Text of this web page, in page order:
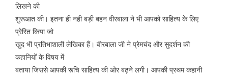
लिखने की
शुरूआत की। इतना ही नही बड़ी बहन वीरबाला ने भी आपको साहित्य के लिए
प्रेरित किया जो
खुद भी प्रतिभाशाली लेखिका हैं। वीरबाला जी ने प्रेमचंद और सुदर्शन की
कहानियों के विषय में
बताया जिससे आपकी रूचि साहित्य की ओर बढ़ने लगी। आपकी प्रथम कहानी